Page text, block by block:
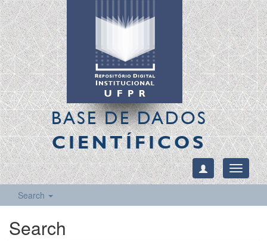
BASE DE DADOS
CIENTÍFICOS
Toggle
Search
Search